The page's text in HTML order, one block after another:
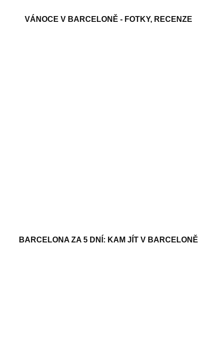
VÁNOCE V BARCELONĚ - FOTKY, RECENZE
BARCELONA ZA 5 DNÍ: KAM JÍT V BARCELONĚ